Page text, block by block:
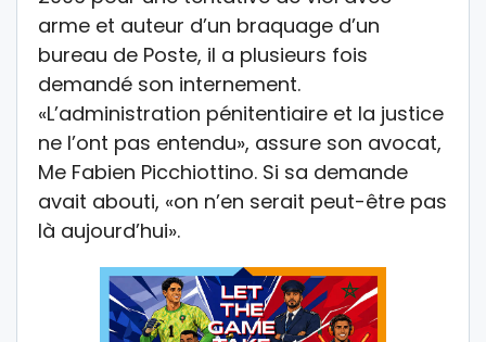
arme et auteur d’un braquage d’un
bureau de Poste, il a plusieurs fois
demandé son internement.
«L’administration pénitentiaire et la justice
ne l’ont pas entendu», assure son avocat,
Me Fabien Picchiottino. Si sa demande
avait abouti, «on n’en serait peut-être pas
là aujourd’hui».